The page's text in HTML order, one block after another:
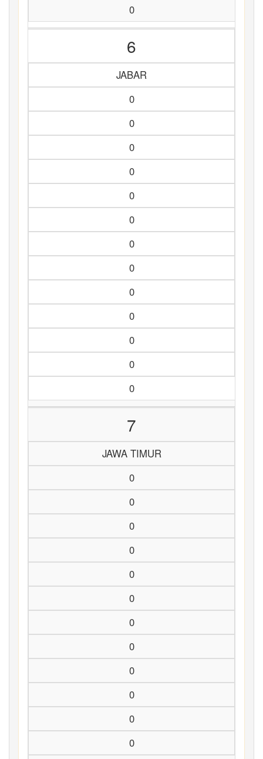
0
6
JABAR
0
0
0
0
0
0
0
0
0
0
0
0
0
7
JAWA TIMUR
0
0
0
0
0
0
0
0
0
0
0
0